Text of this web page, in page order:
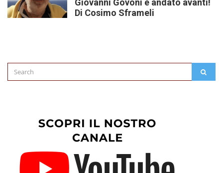
Giovanni Govoni è andato avanti!
Di Cosimo Sframeli
Search
for: